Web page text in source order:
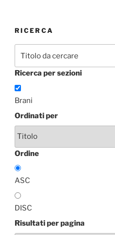
RICERCA
Ricerca per sezioni
Brani
Ordinati per
Ordine
ASC
DISC
Risultati per pagina